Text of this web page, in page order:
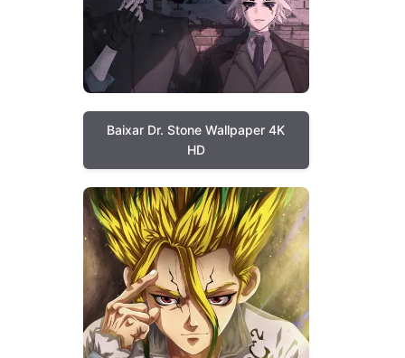
Baixar Dr. Stone Wallpaper 4K
HD